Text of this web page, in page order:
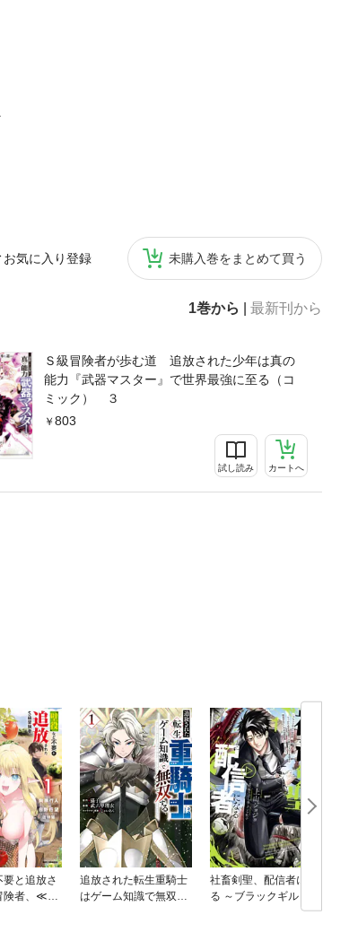
お気に入り登録 未購入巻をまとめて買う
1巻から 最新刊から
Ｓ級冒険者が歩む道 追放された少年は真の
能力『武器マスター』で世界最強に至る（コ
ミック） ３
803
試し読み カートへ
と追放さ
険者、≪奴
追放された転生重騎士
はゲーム知識で無双す
社畜剣聖、配信者にな
る ～ブラックギルド会
社員、うっかり会社用